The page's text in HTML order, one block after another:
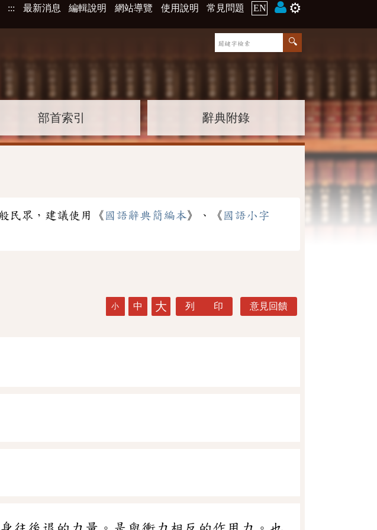
::: 最新消息 編輯說明 網站導覽 使用說明 常見問題 EN ⚙️
部首索引 辭典附錄
民眾，建議使用《 國語辭典簡編本》、《 國語小字
小 中 大 列 印 意見回饋